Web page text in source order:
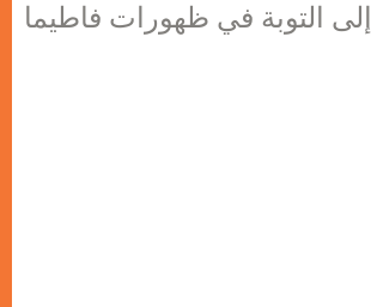
إلى التوبة في ظهورات فاطيما